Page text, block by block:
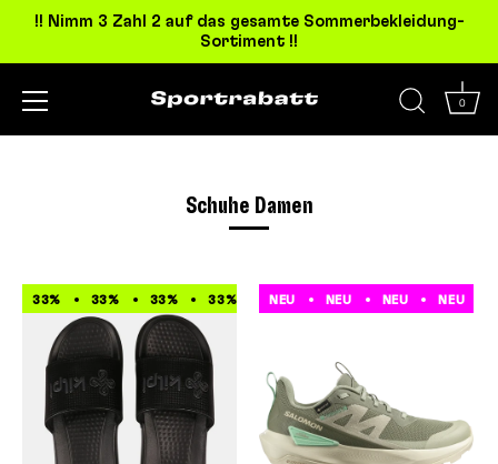
!! Nimm 3 Zahl 2 auf das gesamte Sommerbekleidung-
Sortiment !!
0
Schuhe Damen
33% 33% 33% 33% 33% 33% 33% 33%
NEU NEU NEU NEU